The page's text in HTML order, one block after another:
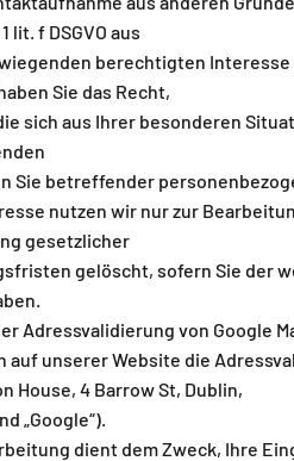
lit. f DSGVO aus
berechtigten
Sie das Recht,
sich aus Ihrer besonderen
Sie betreffender
nutzen wir nur zur
gesetzlicher
gelöscht, sofern Sie der
Adressvalidierung von Google
auf unserer Website die
House, 4 Barrow St, Dublin,
„Google“).
dient dem Zweck, Ihre